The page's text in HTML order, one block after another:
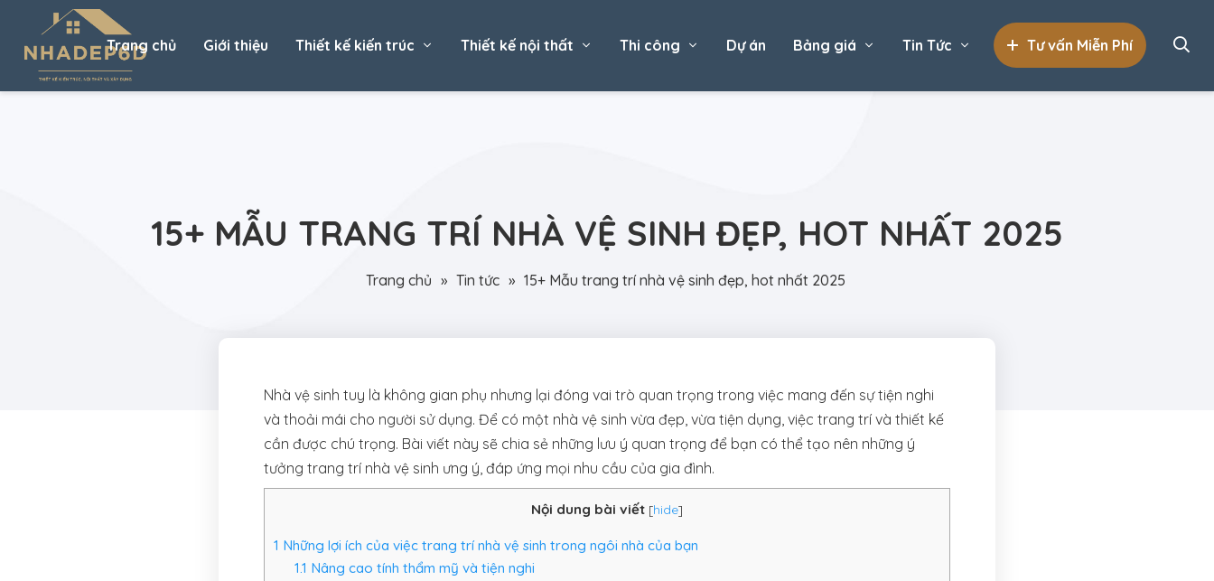
Trang chủ Giới thiệu Thiết kế kiến trúc Thiết kế nội thất Thi công Dự án Bảng giá Tin Tức Tư vấn Miễn Phí
15+ MẪU TRANG TRÍ NHÀ VỆ SINH ĐẸP, HOT NHẤT 2025
Trang chủ » Tin tức » 15+ Mẫu trang trí nhà vệ sinh đẹp, hot nhất 2025
Nhà vệ sinh tuy là không gian phụ nhưng lại đóng vai trò quan trọng trong việc mang đến sự tiện nghi
và thoải mái cho người sử dụng. Để có một nhà vệ sinh vừa đẹp, vừa tiện dụng, việc trang trí và thiết kế
cần được chú trọng. Bài viết này sẽ chia sẻ những lưu ý quan trọng để bạn có thể tạo nên những ý
tưởng trang trí nhà vệ sinh ưng ý, đáp ứng mọi nhu cầu của gia đình.
Nội dung bài viết [hide]
1 Những lợi ích của việc trang trí nhà vệ sinh trong ngôi nhà của bạn
1.1 Nâng cao tính thẩm mỹ và tiện nghi